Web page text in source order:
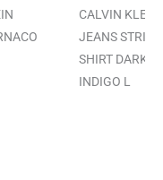
CALVIN KLEIN
JEANS
SHIRT DARK
INDIGO L